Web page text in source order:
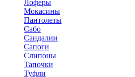
Лоферы
Мокасины
Пантолеты
Сабо
Сандалии
Сапоги
Слипоны
Тапочки
Туфли